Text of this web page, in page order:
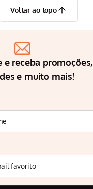
Voltar ao topo
e receba promoções,
e muito mais!